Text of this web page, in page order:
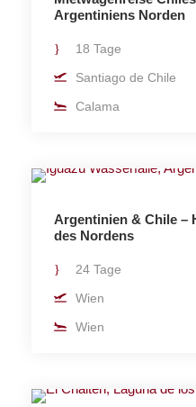
Argentiniens Norden
18 Tage
Santiago de Chile
Calama
Argentinien & Chile –
des Nordens
24 Tage
Wien
Wien